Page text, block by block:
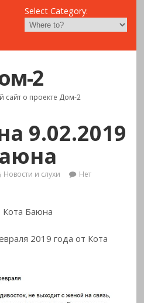
Select Category:
2
сайт о проекте Дом-2
9.02.2019
Новости и слухи
Нет
Кота Баюна
2019 года от Кота